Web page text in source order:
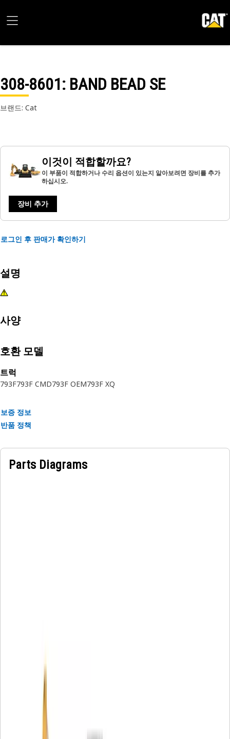
308-8601: BAND BEAD SE
브랜드: Cat
이것이 적합할까요?
이 부품이 적합하거나 수리 옵션이 있는지 알아보려면 장비를 추가
하십시오.
장비 추가
로그인 후 판매가 확인하기
설명
사양
호환 모델
트럭
793F793F CMD793F OEM793F XQ
보증 정보
반품 정책
Parts Diagrams